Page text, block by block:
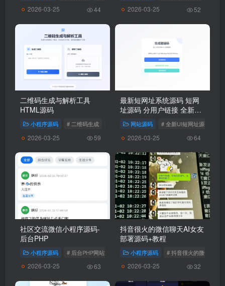
2026-03-25 44 2026-03-25 52
二维码生成与解析工具
HTML源码
小程序源码 # 二维码生成 # 二维码解析
2026-03-25 59
最新短网址系统源码 短网
址源码 分用户链接 全新UI
短网址源码
网站源码 # 全新UI短网址源码
2026-03-25 64
社区交流微信小程序源码-
后台PHP
小程序源码 # 后台PHP网站源码 # 社区交流微信小程序源码
2026-03-25 63
抖音很火的微信聊天AI女友
部署源码+教程
小程序源码 # 抖音很火的微信聊天
2026-03-25 32